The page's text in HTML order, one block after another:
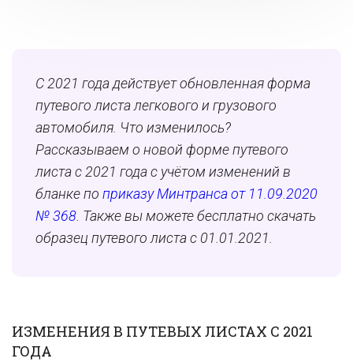
С 2021 года действует обновленная форма
путевого листа легкового и грузового
автомобиля. Что изменилось?
Рассказываем о новой форме путевого
листа с 2021 года с учётом изменений в
бланкепо приказу Минтранса от 11.09.2020
№ 368 Также вы можете бесплатно скачать
образец путевого листа с 01.01.2021.
ИЗМЕНЕНИЯ В ПУТЕВЫХ ЛИСТАХ С 2021
ГОДА